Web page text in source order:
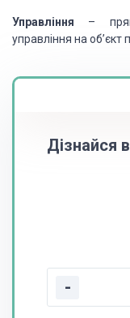
Управління –
управління на об’єкт
Дізнайся
-